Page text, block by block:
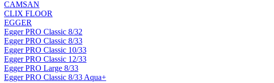
CAMSAN
CLIX FLOOR
EGGER
Egger PRO Classic 8/32
Egger PRO Classic 8/33
Egger PRO Classic 10/33
Egger PRO Classic 12/33
Egger PRO Large 8/33
Egger PRO Classic 8/33 Aqua+